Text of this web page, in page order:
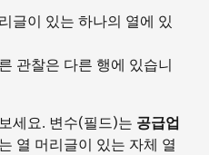
글이 있는 하나의 열에 있
관찰은 다른 행에 있습니
세요. 변수(필드)는 공급업
열 머리글이 있는 자체 열